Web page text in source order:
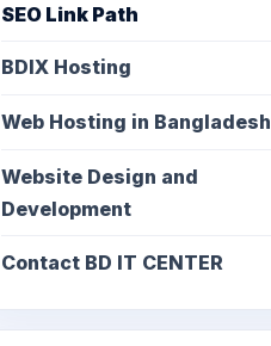
SEO Link Path
BDIX Hosting
Web Hosting in Bangladesh
Website Design and
Development
Contact BD IT CENTER